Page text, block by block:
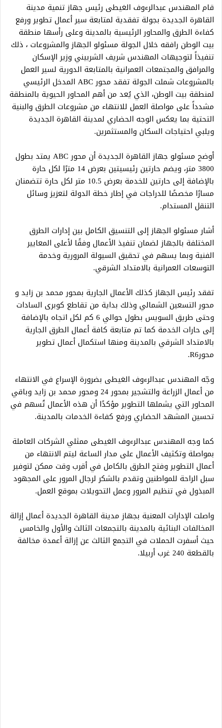
قام المهندس عبدالرءوف الغيطى رئيس جهاز تنمية مدينة
القاهرة الجديدة بجولة تفقدية لمتابعة سير أعمال تطوير ورفع
كفاءة الطرق والمحاور الرئيسية بالمدينة وعلى رأسها منطقة
بيت الوطن رافقه خلال الجولة مسئولو الجهاز والمشروعات ، ذلك
تنفيذاً لتوجيهات المهندس شريف الشربيني وزير الإسكان
والمرافق والمجتمعات العمرانية بالمتابعة الدورية لسير العمل
بالمشروعات شملت الجولة تفقد محور ABC المدخل الرئيسي
لمنطقة بيت الوطن، الذي يُعد من أهم المحاور الحيوية بالمنطقة
مشدداً على مواصلة العمل للانتهاء من مشروعات الطرق والبنية
التحتية بما يعكس الوجه الحضاري لمدينة القاهرة الجديدة
ويلبي احتياجات السكان والمستثمرين.
أوضح مسئولو جهاز القاهرة الجديدة أن محور ABC يمتد بطول
3800 متر، ويضم حارتين رئيسيتين بعرض 14 مترًا لكل حارة
بالإضافة إلى حارتين للخدمة بعرض 10.5 متر لكل حارة تتضمنان
مسارًا مخصصًا للدراجات في إطار خطة الدولة لتعزيز وسائل
التنقل المستدام.
أشار مسئولو الجهاز إلى التنسيق الكامل بين إدارات الطرق
المختلفة بالجهاز لضمان تنفيذ الأعمال وفقًا لأعلى المعايير
الفنية وبما يسهم في تحقيق السيولة المرورية وخدمة
التوسعات العمرانية بالامتداد الشرقي.
تفقد رئيس الجهاز كذلك الأعمال الجارية بمحور محمد بن زايد و
محور التسعين الشمالي وذلك بداية من تقاطع كوبرى السادات
وحتى طريق السويس بطول حوالي 6 كم لكل اتجاه بالإضافة
إلى حارات الخدمة كما تم متابعة كافة أعمال الطرق الجارية
بالامتداد الشرقي بالمدينة ومنها استكمال أعمال تطوير
محورR6.
وجّه المهندس عبدالرءوف الغيطى بضرورة الإسراع في الانتهاء
من أعمال الزراعة والتشجير بمحور 24 ومحور محمد بن زايد وباقي
المحاور التي يشملها التطوير مؤكدًا أن هذه الأعمال تُسهم في
تحسين المشهد الحضاري ورفع كفاءة الخدمات بالمدينة.
كما وجه المهندس عبدالرءوف الغيطى ممثلي الشركات العاملة
بمواصلة وتكثيف الأعمال على مدار الساعة ليتم الانتهاء من
أعمال التطوير وفتح الطرق بالكامل في أقرب وقت ممكن لتوفير
سبل الراحة للمواطنين وتقدم بالشكر لرجال المرور على المجهود
المبذول في تنظيم المرور وعمل التحويلات بموقع العمل.
واصلت الإدارات المعنية بجهاز مدينة القاهرة الجديدة أعمال إزالة
المخالفات البنائية بالمدينة بالتجمعات الثالث والأول والخامس
حيث أسفرت الحملات في التجمع الثالث عن إزالة أعمدة مخالفة
بالقطعة 240 غرب أربيلا.